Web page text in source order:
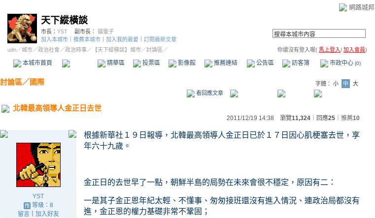
網路城邦
天下縱橫談
市長： YST 副市長： 貓靈子
加入本城市
推薦本城市 加入我的最愛
訂閱最新文章
udn／城市／政治社會 ／政治時事／ 【天下縱橫談】城市／討論區／ 你還沒有登入喔( 馬上登入/ 加入會員)
本城市首頁 精華區 投票區 影像館 推薦連結 公告區 訪客簿 市政中心 (0)
討論區／ 國際 字體： 小 中
大
看回應文章
北韓最高領導人金正日去世
2011/12/19 14:38 瀏覽11,324 ｜回應25 推薦10
YST
等級：8
留言｜ 加入好友
根據新華社１９日報導，北韓最高領導人金正日已於１７日因心肌梗塞去世 ，享
年六十九歲。
金正日的去世早了一點，朝鮮半島的局勢在未來會很不穩定，原因有二：
一是其子金正恩年紀太輕、不懂事、匆匆接班還沒有進入情況、連政治局都沒有
進，金正恩的權力基礎非常不鞏固；